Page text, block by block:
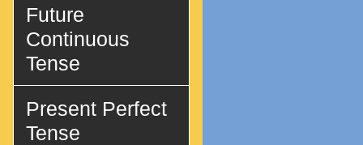
Future
Continuous
Tense
Present Perfect
Tense